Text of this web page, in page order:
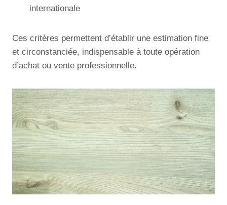
internationale
Ces critères permettent d’établir une estimation fine
et circonstanciée, indispensable à toute opération
d’achat ou vente professionnelle.